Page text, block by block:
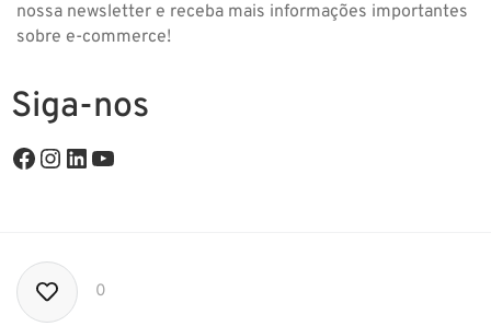
nossa newsletter e receba mais informações importantes
sobre e-commerce!
Siga-nos
0